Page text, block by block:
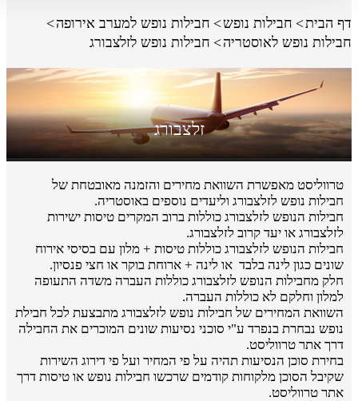
דף הבית חבילות נופש
חבילות נופש למערב אירופה
חבילות נופש לאוסטריה
חבילות נופש לזלצבורג
זלצבורג
טרווליסט מאפשרת השוואת מחירים והזמנה מאובטחת של
חבילות נופש לזלצבורג וליעדים נוספים באוסטריה.
חבילות הנופש לזלצבורג כוללות ברוב המקרים טיסות ישירות
לזלצבורג או יעד קרוב לזלצבורג.
חבילות הנופש לזלצבורג כוללות טיסות + מלון עם בסיסי אירוח
שונים כגון לינה בלבד או לינה + ארוחת בוקר או חצי פנסיון.
חלק מחבילות הנופש לזלצבורג כוללות העברה משדה התעופה
למלון וחלקם לא כוללות העברה.
השוואת המחירים של חבילות נופש לזלצבורג מתבצעת לכל חבילת
נופש נבחרת בנפרד ע"י סוכני נסיעות שונים המוכרים את החבילה
דרך אתר טרווליסט.
בחירת סוכן הנסיעות תהיה על פי המחיר ועל פי דירוג השירות
שקיבל הסוכן מלקוחות קודמים שרכשו חבילות נופש או טיסות דרך
אתר טרווליסט.